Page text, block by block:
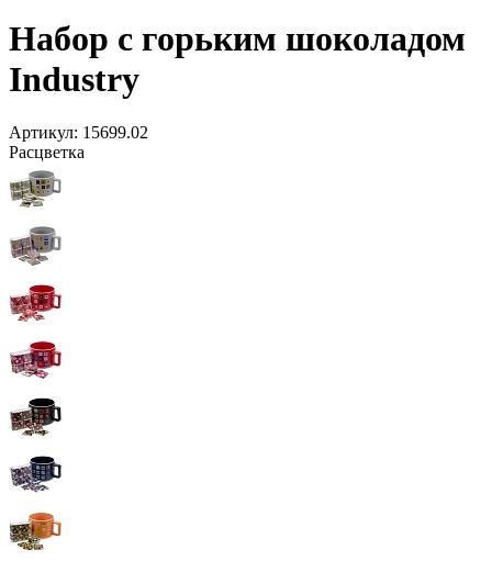
Набор с горьким шоколадом
Industry
Артикул: 15699.02
Расцветка